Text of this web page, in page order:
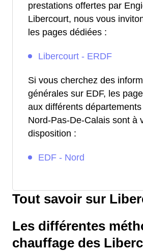
prestations offertes par
Libercourt, nous vous
les pages dédiées :
Libercourt - ERDF
Si vous cherchez des
générales sur EDF, les
aux différents
Nord-Pas-De-Calais sont à
disposition :
EDF - Nord
Tout savoir sur
Les différentes
chauffage des